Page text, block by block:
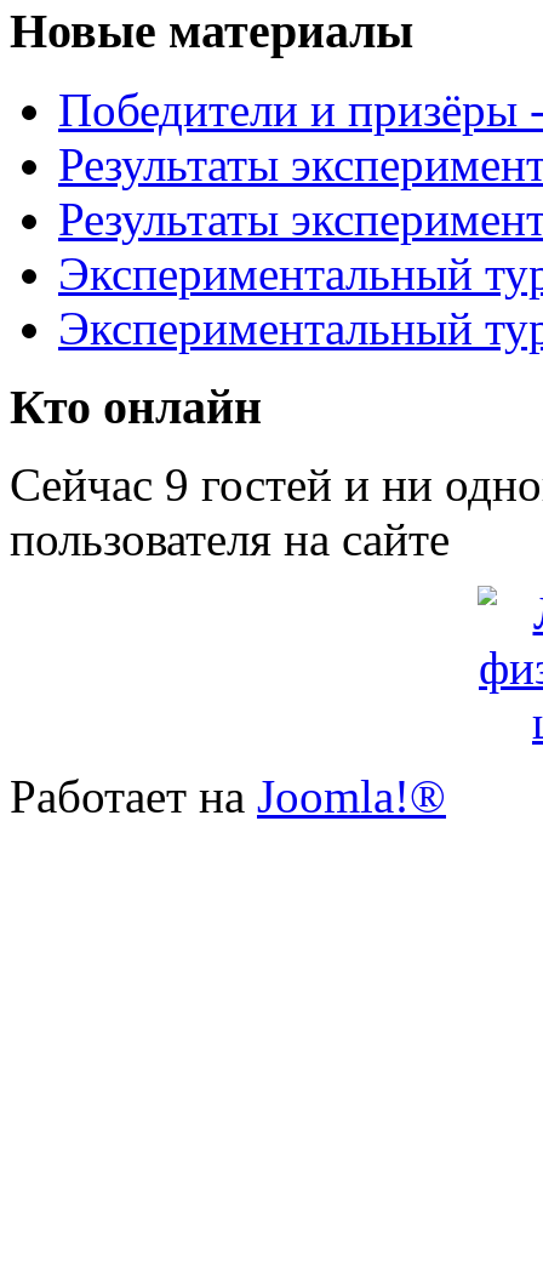
Новые материалы
Победители и призёры
Результаты
Результаты
Экспериментальный
Экспериментальный
Кто онлайн
Сейчас 9 гостей и ни
пользователя на сайте
Работает на Joomla!®